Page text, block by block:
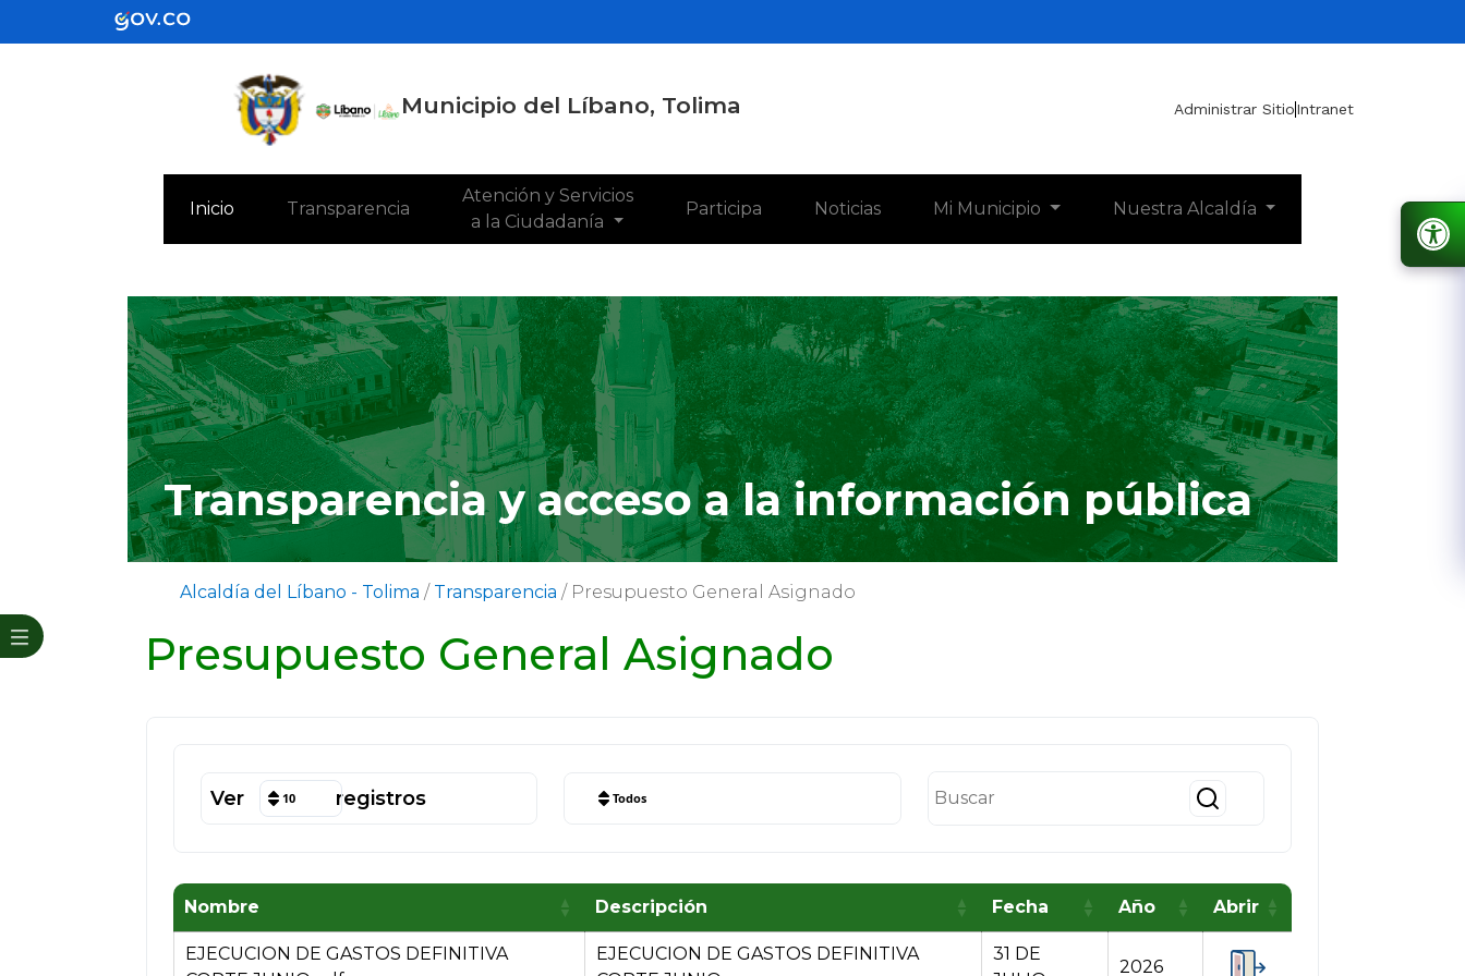
Municipio del Líbano, Tolima Administrar SitioIntranet
Inicio(current)Transparencia
Atención y Servicios
a la Ciudadanía
Participa Noticias Mi Municipio Nuestra Alcaldía
Transparencia y acceso a la información pública
Alcaldía del Líbano - Tolima / Transparencia / Presupuesto General Asignado
​​​​​Presupuesto General Asignado
Ver 10 registros Todos
Nombre Descripción Fecha Año Abrir
EJECUCION DE GASTOS DEFINITIVA
EJECUCION DE GASTOS DEFINITIVA
31 DE
2026